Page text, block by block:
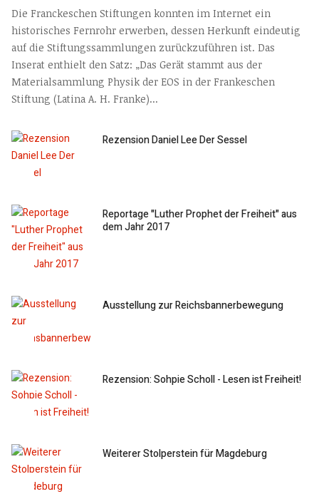
Die Franckeschen Stiftungen konnten im Internet ein
historisches Fernrohr erwerben, dessen Herkunft eindeutig
auf die Stiftungssammlungen zurückzuführen ist. Das
Inserat enthielt den Satz: „Das Gerät stammt aus der
Materialsammlung Physik der EOS in der Frankeschen
Stiftung (Latina A. H. Franke)...
Rezension Daniel Lee Der Sessel
Reportage "Luther Prophet der Freiheit" aus
dem Jahr 2017
Ausstellung zur Reichsbannerbewegung
Rezension: Sohpie Scholl - Lesen ist Freiheit!
Weiterer Stolperstein für Magdeburg